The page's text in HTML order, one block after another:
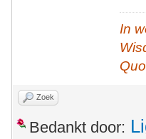
In
Zoek
Bedankt door: